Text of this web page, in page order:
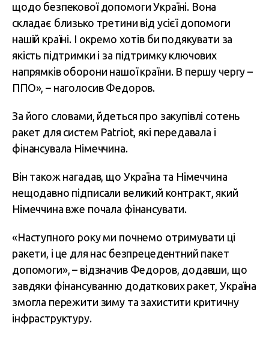
щодо безпекової допомоги Україні. Вона
складає близько третини від усієї допомоги
нашій країні. І окремо хотів би подякувати за
якість підтримки і за підтримку ключових
напрямків оборони нашої країни. В першу чергу –
ППО», – наголосив Федоров.
За його словами, йдеться про закупівлі сотень
ракет для систем Patriot, які передавала і
фінансувала Німеччина.
Він також нагадав, що Україна та Німеччина
нещодавно підписали великий контракт, який
Німеччина вже почала фінансувати.
«Наступного року ми почнемо отримувати ці
ракети, і це для нас безпрецедентний пакет
допомоги», – відзначив Федоров, додавши, що
завдяки фінансуванню додаткових ракет, Україна
змогла пережити зиму та захистити критичну
інфраструктуру.